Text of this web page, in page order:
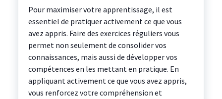
Pour maximiser votre apprentissage, il est
essentiel de pratiquer activement ce que vous
avez appris. Faire des exercices réguliers vous
permet non seulement de consolider vos
connaissances, mais aussi de développer vos
compétences en les mettant en pratique. En
appliquant activement ce que vous avez appris,
vous renforcez votre compréhension et